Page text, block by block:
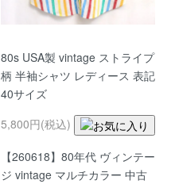
80s USA製 vintage ストライプ
柄 半袖シャツ レディース 表記
40サイズ
5,800円(税込)
【260618】80年代 ヴィンテー
ジ vintage マルチカラー 中古